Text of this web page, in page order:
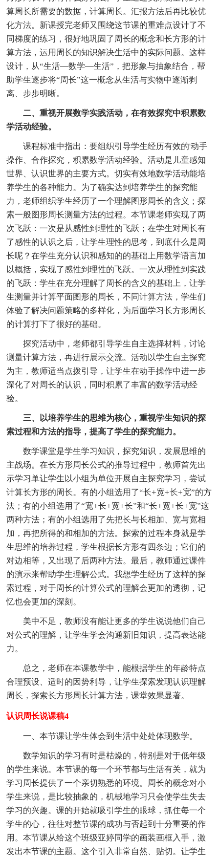
算周长所需要的数据，计算周长。汇报方法后再比较优
化方法。新课授完老师又围绕这节课的重难点设计了不
同梯度的练习，很好地巩固了周长的概念和长方形的计
算方法，运用周长的知识解决生活中的实际问题。这样
设计，从“生活—数学—生活”，把形象与抽象结合，帮
助学生逐步将“周长”这一概念从生活与实物中逐渐剥
离、步步明晰。
二、重视开展数学实践活动，在有效探究中积累数
学活动经验。
课程标准中指出：要组织引导学生经历有效的'动手
操作、合作探究，积累数学活动经验。活动是儿童感知
世界、认识世界的主要方式。切实有效地数学活动能培
养学生的各种能力。为了确实达到培养学生的探究能
力，老师组织学生经历了一个理解图形周长的含义；探
索一般图形周长测量方法的过程。本节课老师实现了两
次飞跃：一次是从感性到理性的飞跃；在学生对周长有
了感性的认识之后，让学生理性的思考，到底什么是周
长呢？在学生充分认识和感知的的基础上用数学语言加
以概括，实现了感性到理性的飞跃。一次从理性到实践
的飞跃：学生在充分理解了周长的含义的基础上，让学
生测量并计算平面图形的周长，不同计算方法，学生们
体验了解决问题策略的多样化，为后面学习长方形周长
的计算打下了很好的基础。
探究活动中，老师都引导学生自主选择材料，讨论
测量计算方法，再进行展示交流。活动以学生自主探究
为主，教师适当点拨引导，让学生在动手操作中进一步
深化了对周长的认识，同时积累了丰富的数学活动经
验。
三、以培养学生的思维为核心，重视学生知识的探
索过程和方法的指导，提高了学生的探究能力。
数学课堂是学生学习知识，探究知识，发展思维的
主战场。在长方形周长公式的推导过程中，教师首先出
示学习单让学生以小组为单位开展自主探究学习，尝试
计算长方形的周长。有的小组选用了“长+宽+长+宽”的方
法；有的小组选用了“宽+长+宽+长”和“长+宽+长+宽”这
两种方法；有的小组选用了先把长与长相加、宽与宽相
加，再把所得的和相加的方法。探索的过程本身就是学
生思维的培养过程，学生根据长方形有四条边；它们的
对边相等，又出现了后两种方法。最后，教师通过课件
的演示来帮助学生理解公式。我想学生经历了这样的探
索过程，对于周长的计算公式的理解会更加的透彻，记
忆也会更加的深刻。
美中不足，教师没有能让更多的学生说说他们自己
对公式的理解，让学生学会沟通新旧知识，提高表达能
力。
总之，老师在本课教学中，能根据学生的年龄特点
合理预设、适时的因势利导，让学生探索发现认识理解
周长，探索长方形周长计算方法，课堂效果显著。
认识周长说课稿4
一、本节课让学生体会到生活中处处体现数学。
数学知识的学习有时是枯燥的，特别是对于低年级
的学生来说。本节课的每一个环节都与生活有关，就为
学习周长提供了一个亲切熟悉的环境。周长的概念对小
学生来说，是比较抽象的，机械地学习只会使学生失去
学习的兴趣。课的开始就吸引学生的眼球，抓住每一个
学生的心，往往对整节课的成功与否起到十分重要的作
用。本节课从给这个班级亚婷同学的画装画框入手，激
发出本节课的主题。这个引入非常自然、贴切。让学生